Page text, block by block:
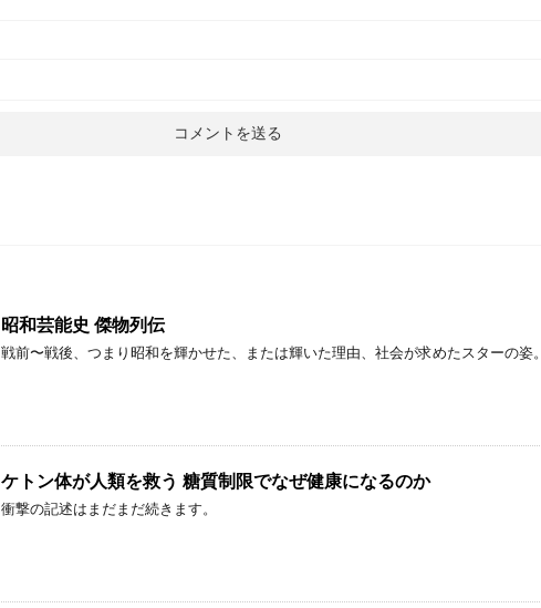
昭和芸能史 傑物列伝
戦前〜戦後、つまり昭和を輝かせた、または輝いた理由、社会が求めたスターの姿。
ケトン体が人類を救う 糖質制限でなぜ健康になるのか
衝撃の記述はまだまだ続きます。